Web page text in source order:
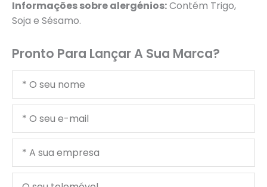
Informações sobre alergénios:Contém Trigo,
Soja e Sésamo.
Pronto Para Lançar A Sua Marca?
nome
e-
mail
empresa